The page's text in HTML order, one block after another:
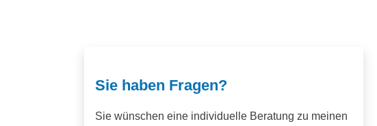
Sie haben Fragen?
Sie wünschen eine individuelle Beratung zu meinen